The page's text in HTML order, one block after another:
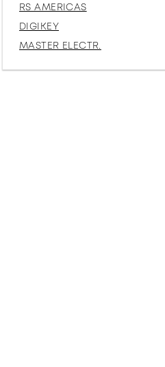
RS AMERICAS
DIGIKEY
MASTER ELECTR.